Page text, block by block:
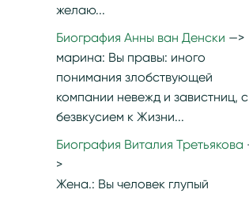
желаю...
Биография Анны ван Денски
марина: Вы правы: иного
понимания злобствующей
компании невежд и завистниц, с
безвкусием к Жизни...
Биография Виталия Третьякова
Жена.: Вы человек глупый